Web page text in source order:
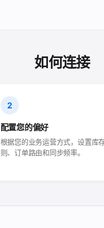
如何连接
2
配置您的偏好
根据您的业务运营方式，设置库
则、订单路由和同步频率。